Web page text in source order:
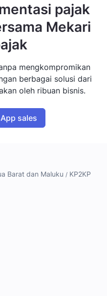
pajak
Mekari
mengkompromikan
berbagai solusi dari
oleh ribuan bisnis.
sales
Barat dan Maluku
KP2KP